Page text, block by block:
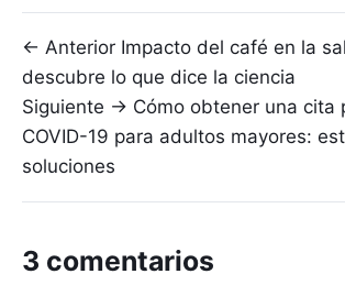
Navegación de entradas
← Anterior Impacto del café en la
descubre lo que dice la ciencia
Siguiente → Cómo obtener una cita
COVID-19 para adultos mayores:
soluciones
3 comentarios